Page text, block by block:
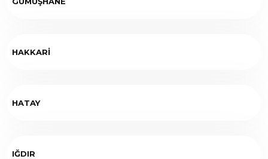
HAKKARİ
HATAY
IĞDIR